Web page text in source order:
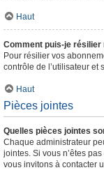
Haut
Comment puis-je résilier
Pour résilier vos
contrôle de l’utilisateur et
Haut
Pièces jointes
Quelles pièces jointes
Chaque administrateur
jointes. Si vous n’êtes
vous invitons à contacter